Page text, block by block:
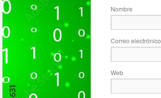
Nombre
Correo electrónico
Web